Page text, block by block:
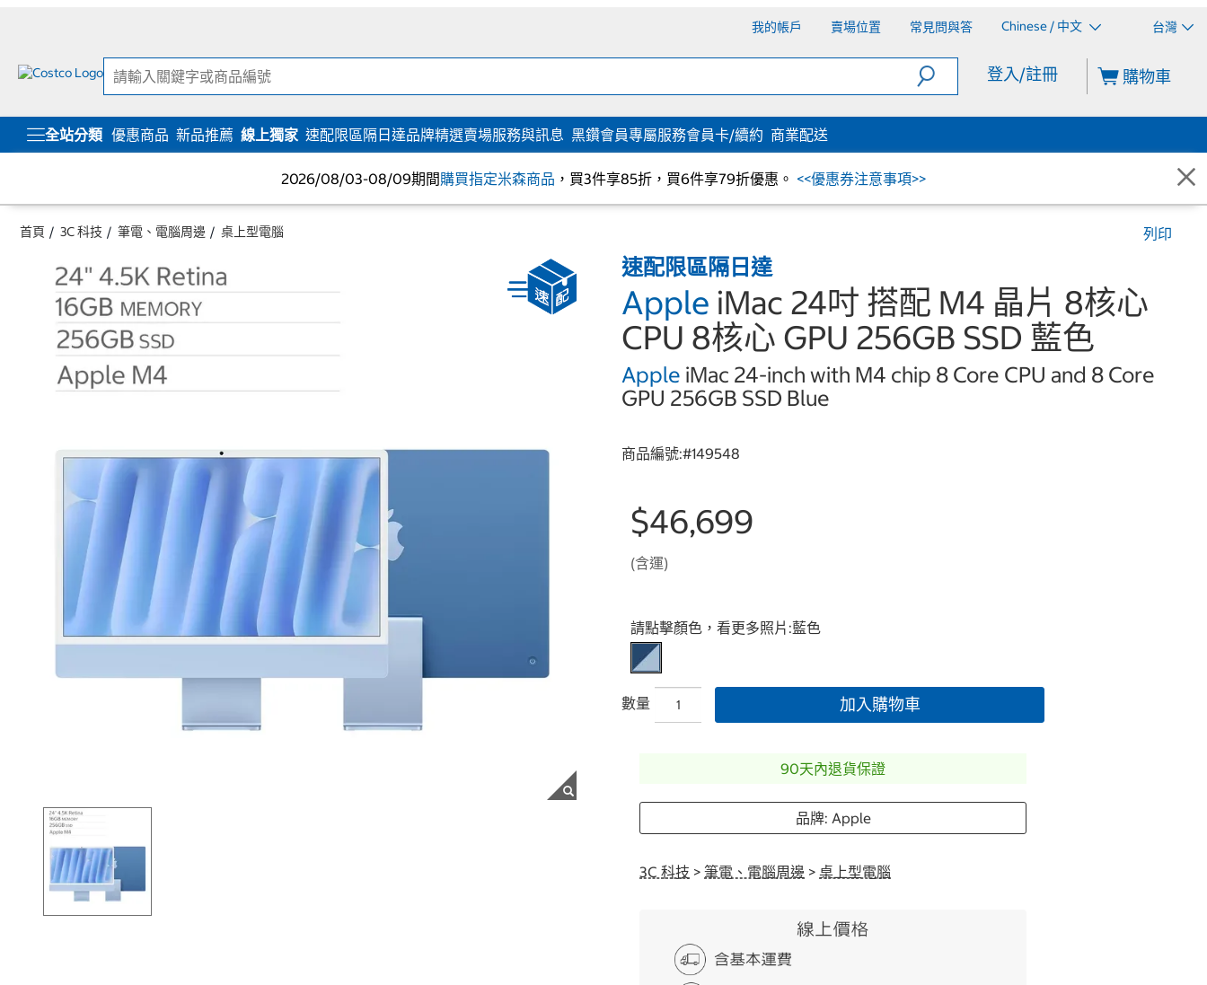
我的帳戶 賣場位置 常見問與答 Chinese / 中文 台灣
登入/註冊 購物車
全站分類 優惠商品 新品推薦 線上獨家 速配限區隔日達品牌精選賣場服務與訊息 黑鑽會員專屬服務會員卡/續約 商業配送
2026/08/03-08/09期間購買指定米森商品 ，買3件享85折，買6件享79折優惠。 <<優惠券注意事項>>
首頁 3C 科技 筆電、電腦周邊 桌上型電腦 列印
速配限區隔日達
Apple iMac 24吋 搭配 M4 晶片 8核心
CPU 8核心 GPU 256GB SSD 藍色
Apple iMac 24-inch with M4 chip 8 Core CPU and 8 Core
GPU 256GB SSD Blue
商品編號:#149548
$46,699
(含運)
Select product
請點擊顏色，看更多照片:藍色
數量 加入購物車
90天內退貨保證
品牌: Apple
3C 科技 > 筆電、電腦周邊 > 桌上型電腦